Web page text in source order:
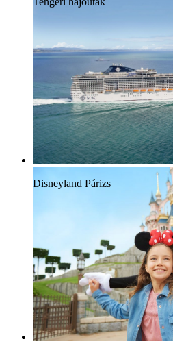
Disneyland Párizs